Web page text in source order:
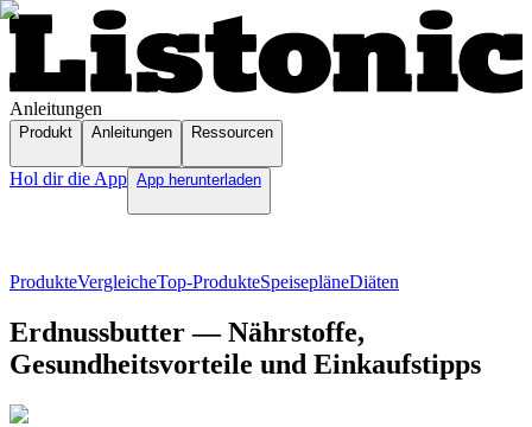
Anleitungen
Produkt Anleitungen Ressourcen
Hol dir die App App herunterladen
ProdukteVergleicheTop-ProdukteSpeisepläneDiäten
Erdnussbutter — Nährstoffe,
Gesundheitsvorteile und Einkaufstipps